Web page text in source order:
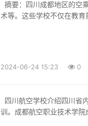
术等。这些学校不仅在教
2024-06-24 15:23 0
训。成都航空职业技术学